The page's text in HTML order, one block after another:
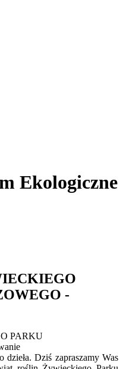
Ekologiczne
-
dzieła. Dziś zapraszamy Was